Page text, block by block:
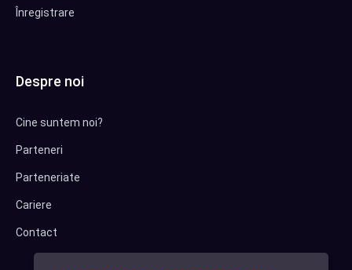
Înregistrare
Despre noi
Cine suntem noi?
Parteneri
Parteneriate
Cariere
Contact